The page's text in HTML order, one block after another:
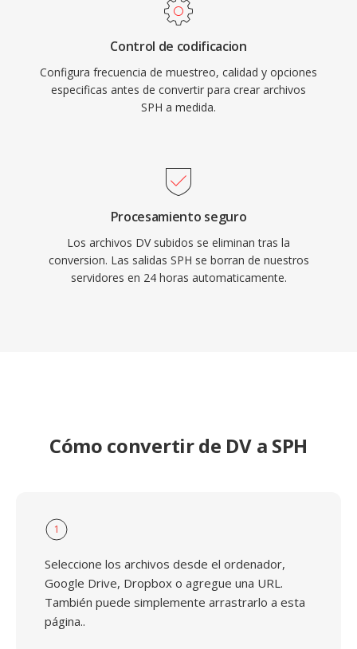
Control de codificacion
Configura frecuencia de muestreo, calidad y opciones
especificas antes de convertir para crear archivos
SPH a medida.
Procesamiento seguro
Los archivos DV subidos se eliminan tras la
conversion. Las salidas SPH se borran de nuestros
servidores en 24 horas automaticamente.
Cómo convertir de DV a SPH
1
Seleccione los archivos desde el ordenador,
Google Drive, Dropbox o agregue una URL.
También puede simplemente arrastrarlo a esta
página..